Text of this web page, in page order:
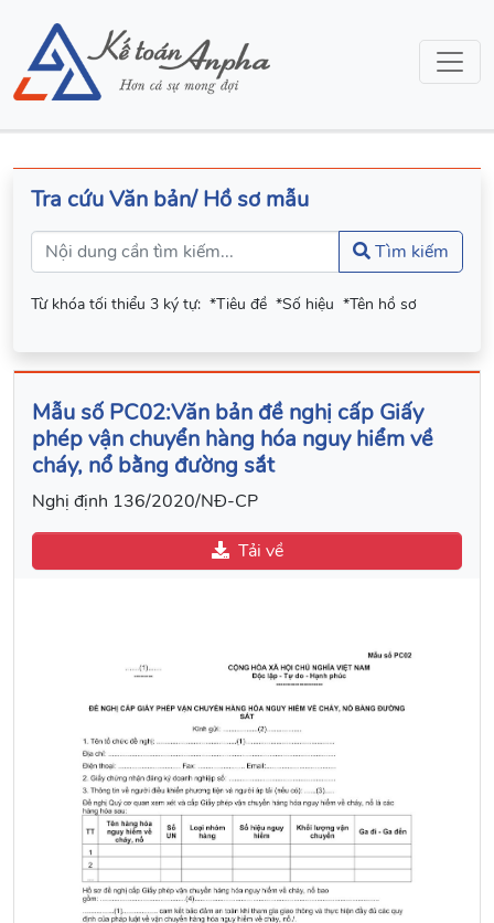
Tra cứu Văn bản/ Hồ sơ mẫu
Tìm kiếm
Từ khóa tối thiểu 3 ký tự: *Tiêu đề *Số hiệu *Tên hồ sơ
Mẫu số PC02:Văn bản đề nghị cấp Giấy
phép vận chuyển hàng hóa nguy hiểm về
cháy, nổ bằng đường sắt
Nghị định 136/2020/NĐ-CP
Tải về